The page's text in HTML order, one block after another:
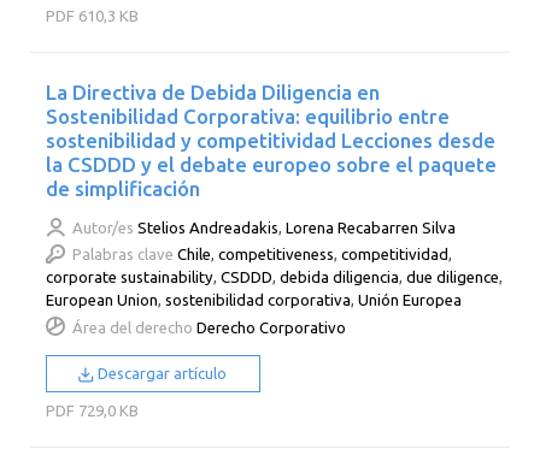
PDF 610,3 KB
La Directiva de Debida Diligencia en
Sostenibilidad Corporativa: equilibrio entre
sostenibilidad y competitividad Lecciones desde
la CSDDD y el debate europeo sobre el paquete
de simplificación
Autor/es Stelios Andreadakis,Lorena Recabarren Silva
Palabras clave Chile,competitiveness,competitividad,
corporate sustainability,CSDDD,debida diligencia,due diligence,
European Union,sostenibilidad corporativa,Unión Europea
Área del derecho Derecho Corporativo
Descargar artículo
PDF 729,0 KB